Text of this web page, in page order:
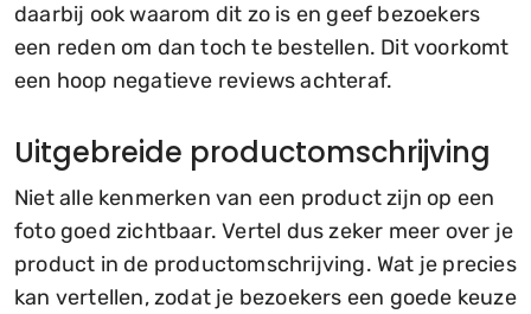
daarbij ook waarom dit zo is en geef bezoekers
een reden om dan toch te bestellen. Dit voorkomt
een hoop negatieve reviews achteraf.
Uitgebreide productomschrijving
Niet alle kenmerken van een product zijn op een
foto goed zichtbaar. Vertel dus zeker meer over je
product in de productomschrijving. Wat je precies
kan vertellen, zodat je bezoekers een goede keuze